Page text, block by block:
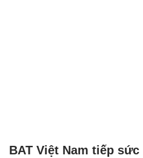
BAT Việt Nam tiếp